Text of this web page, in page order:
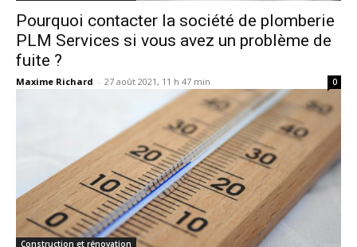
Pourquoi contacter la société de plomberie
PLM Services si vous avez un problème de
fuite ?
Maxime Richard - 27 août 2021, 11 h 47 min 0
Construction et rénovation